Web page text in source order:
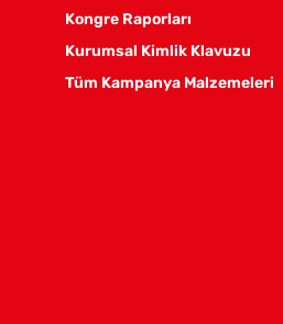
Kongre Raporları
Kurumsal Kimlik Klavuzu
Tüm Kampanya Malzemeleri